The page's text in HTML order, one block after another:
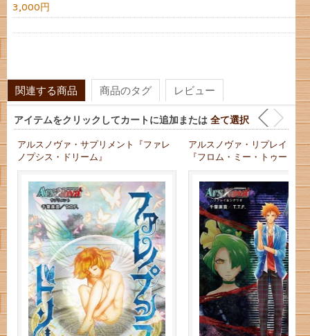
3,000円
関連する商品 商品のタグ レビュー
アイテムをクリックしてカートに追加または 全て選択
アルスノヴァ・サプリメント『ファレ
ノプシス・ドリーム』
アルスノヴァ・リプレイ＆シ
『フロム・ミー・トゥー・ユ